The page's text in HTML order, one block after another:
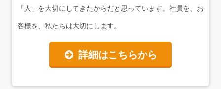
「人」を大切にしてきたからだと思っています。社員を、お
客様を、私たちは大切にします。
詳細はこちらから